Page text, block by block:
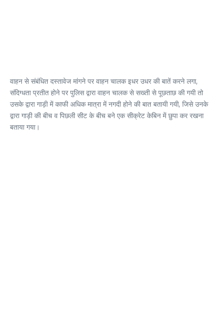
वाहन से संबंधित दस्तावेज मांगने पर वाहन चालक इधर उधर की बातें करने लगा,
संदिग्धता प्रतीत होने पर पुलिस द्वारा वाहन चालक से सख्ती से पूछताछ की गयी तो
उसके द्वारा गाड़ी में काफी अधिक मात्रा में नगदी होने की बात बतायी गयी, जिसे उनके
द्वारा गाड़ी की बीच व पिछली सीट के बीच बने एक सीक्रेट केबिन में छुपा कर रखना
बताया गया।